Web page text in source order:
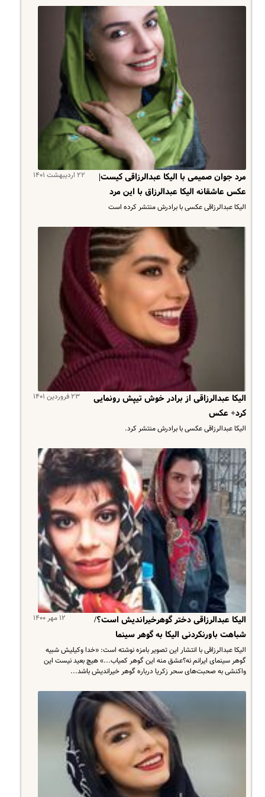
۲۲ اردیبهشت ۱۴۰۱
مرد جوان صمیمی با الیکا عبدالرزاقی کیست|
عکس عاشقانه الیکا عبدالرزاق با این مرد
الیکا عبدالرزاقی عکسی با برادرش منتشر کرده است
۲۳ فروردین ۱۴۰۱
الیکا عبدالرزاقی از برادر خوش تیپش رونمایی
کرد+ عکس
الیکا عبدالرزاقی عکسی با برادرش منتشر کرد.
۱۲ مهر ۱۴۰۰
الیکا عبدالرزاقی دختر گوهرخیراندیش است؟/
شباهت باورنکردنی الیکا به گوهر سینما
الیکا عبدالرزاقی با انتشار این تصویر بامزه نوشته است: «خدا وکیلیش شبیه
گوهر سینمای ایرانم نه؟عشق منه این گوهر کمیاب...» هیچ بعید نیست این
واکنشی به صحبت‌های سحر زکریا درباره گوهر خیراندیش باشد...